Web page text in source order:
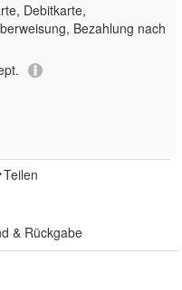
Debitkarte,
Bezahlung nach
Teilen
& Rückgabe